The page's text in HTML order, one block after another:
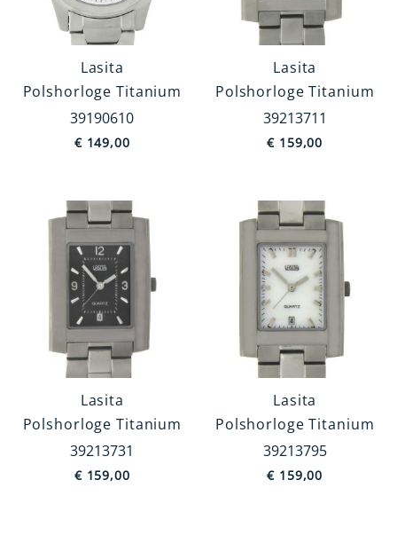
Schakel Band
Kunststof Band
Leren Band
Spang Band
Rekband
Waterdichtheid
10 atm
5 atm
stofdicht
20 atm
Kleur Wijzerplaat
Lasita
Polshorloge Titanium
39190610
€149,00
Lasita
Polshorloge Titanium
39213711
€ 159,00
Lasita
Polshorloge Titanium
39213731
€159,00
Lasita
Polshorloge Titanium
39213795
€ 159,00